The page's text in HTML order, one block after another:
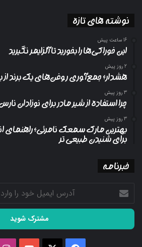
نوشته های تازه
16 ساعت پیش
این خوراکی‌ها را بخورید تا آلزایمر نگیرید
2 روز پیش
هشدار؛ جمع‌آوری روغن‌های یک برند از
3 روز پیش
چرا استفاده از شیر مادر برای نوزادان
3 روز پیش
بهترین مارک سمعک نامرئی؛
برای شنیدن طبیعی تر
خبرنامه
آدرس
ایمیل
خود
وارد